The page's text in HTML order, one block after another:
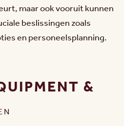
maar ook vooruit kunnen
beslissingen zoals
en personeelsplanning.
&